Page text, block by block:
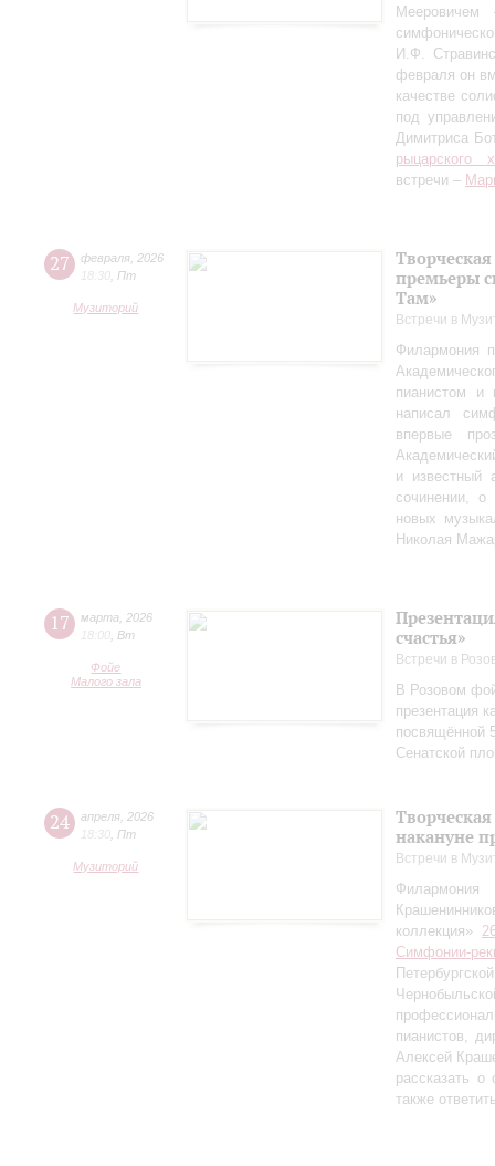
Мееровичем
И.Ф.
февраля он
качестве
под
Димитриса
рыцарского
встречи –
27 февраля 2026
18:30 Пт
Музиторий
премьеры
Там»
Встречи в
Филармония
пианистом и
написал
впервые
и известный
сочинении,
новых
Николая
17 марта
2026
18:00 Вт
Фойе
Малого зала
счастья»
Встречи в
В Розовом
презентация
посвящённой
Сенатской
24 апреля 2026
18:30 Пт
Музиторий
накануне
Встречи в
коллекция»
Симфонии-
пианистов,
Алексей
рассказать
также